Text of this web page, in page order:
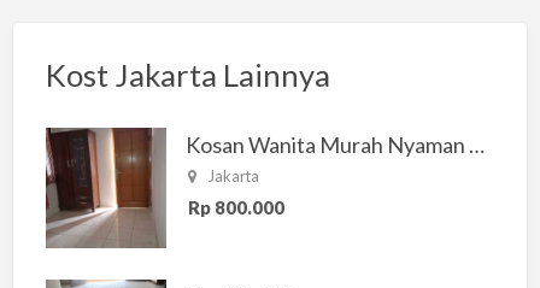
Kost Jakarta Lainnya
Kosan Wanita Murah Nyaman di Jakarta Selatan
Jakarta
Rp 800.000